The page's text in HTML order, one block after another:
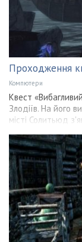
Проходження
Компютери
Квест
Злодіїв. На його
місті Солитьюд